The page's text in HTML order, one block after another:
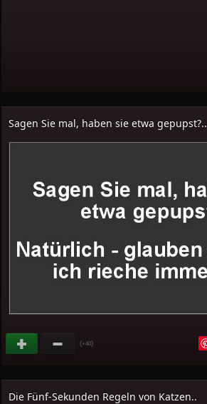
Sagen Sie mal, haben sie etwa gepupst?..
(+40)
Die Fünf-Sekunden Regeln von Katzen..